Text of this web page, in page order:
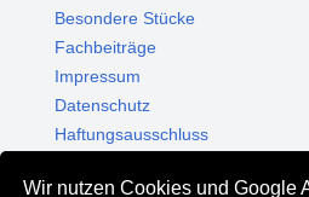
Wir nutzen Cookies und Google
Besondere Stücke
Fachbeiträge
Impressum
Datenschutz
Haftungsausschluss